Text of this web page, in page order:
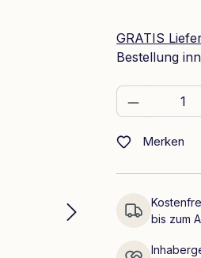
GRATIS
Bestellung
Merken
bis zum